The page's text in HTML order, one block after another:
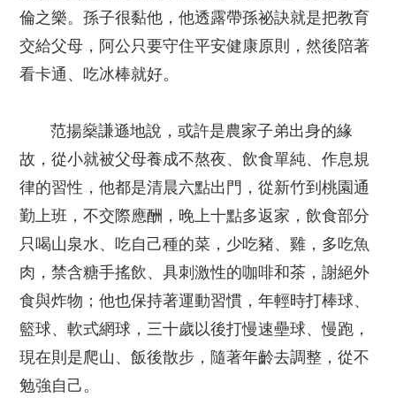
倫之樂。孫子很黏他，他透露帶孫祕訣就是把教育
交給父母，阿公只要守住平安健康原則，然後陪著
看卡通、吃冰棒就好。
范揚燊謙遜地說，或許是農家子弟出身的緣
故，從小就被父母養成不熬夜、飲食單純、作息規
律的習性，他都是清晨六點出門，從新竹到桃園通
勤上班，不交際應酬，晚上十點多返家，飲食部分
只喝山泉水、吃自己種的菜，少吃豬、雞，多吃魚
肉，禁含糖手搖飲、具刺激性的咖啡和茶，謝絕外
食與炸物；他也保持著運動習慣，年輕時打棒球、
籃球、軟式網球，三十歲以後打慢速壘球、慢跑，
現在則是爬山、飯後散步，隨著年齡去調整，從不
勉強自己。